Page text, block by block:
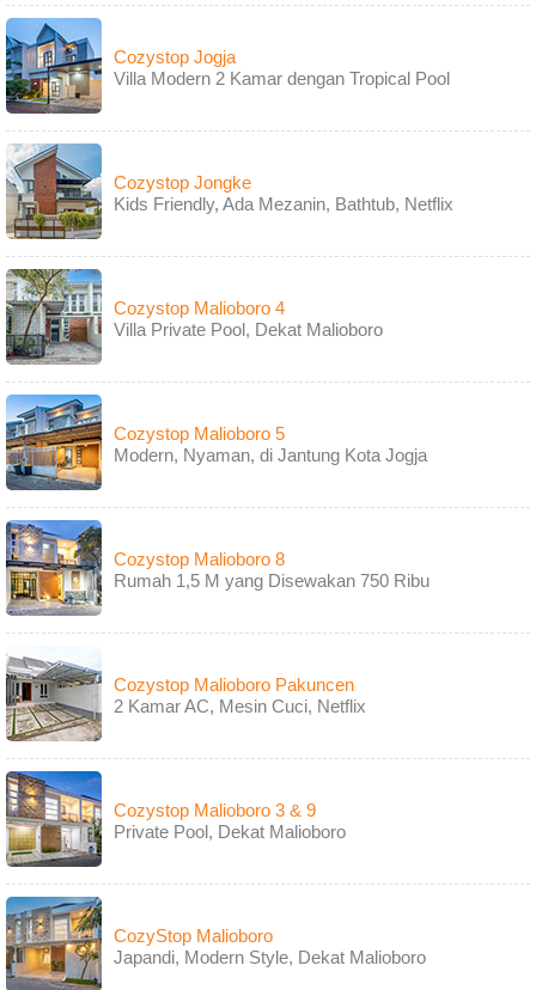
Cozystop Jogja
Villa Modern 2 Kamar dengan Tropical Pool
Cozystop Jongke
Kids Friendly, Ada Mezanin, Bathtub, Netflix
Cozystop Malioboro 4
Villa Private Pool, Dekat Malioboro
Cozystop Malioboro 5
Modern, Nyaman, di Jantung Kota Jogja
Cozystop Malioboro 8
Rumah 1,5 M yang Disewakan 750 Ribu
Cozystop Malioboro Pakuncen
2 Kamar AC, Mesin Cuci, Netflix
Cozystop Malioboro 3 & 9
Private Pool, Dekat Malioboro
CozyStop Malioboro
Japandi, Modern Style, Dekat Malioboro